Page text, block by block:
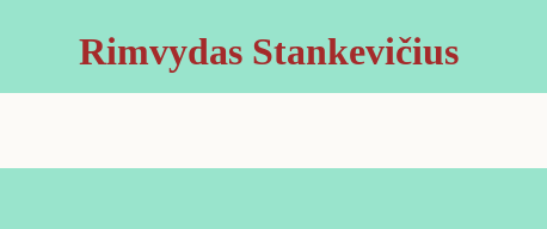
Rimvydas Stankevičius